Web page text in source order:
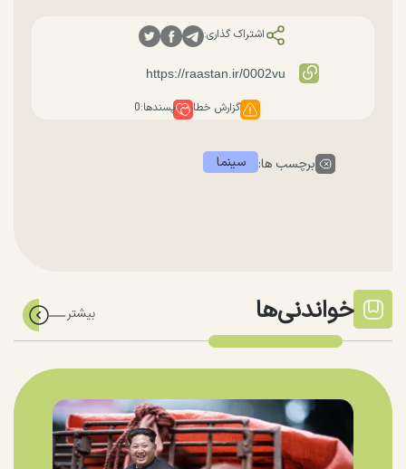
اشتراک گذاری:
گزارش خطا پسندها:0
برچسب ها: سینما
خواندنی‌ها